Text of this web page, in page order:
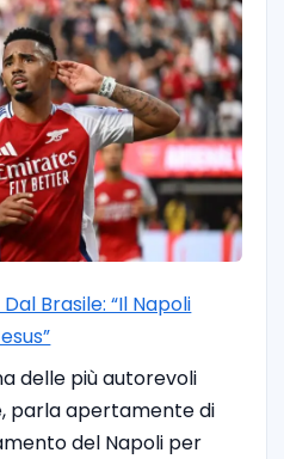
Brasile: “Il Napoli
delle più autorevoli
parla apertamente di
del Napoli per